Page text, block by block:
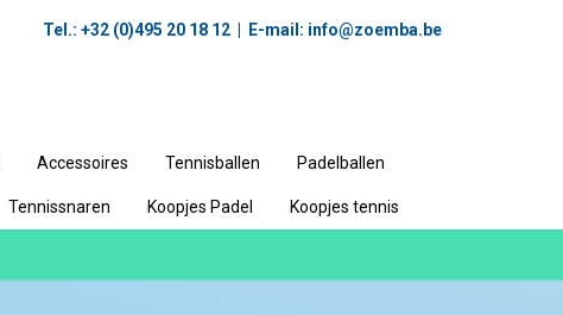
Tel.: +32 (0)495 20 18 12‬ | E-mail: info@zoemba.be
Accessoires Tennisballen Padelballen
Tennissnaren Koopjes Padel Koopjes tennis